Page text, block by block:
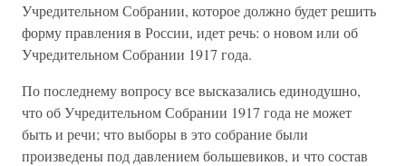
Учредительном Собрании, которое должно будет решить
форму правления в России, идет речь: о новом или об
Учредительном Собрании 1917 года.
По последнему вопросу все высказались единодушно,
что об Учредительном Собрании 1917 года не может
быть и речи; что выборы в это собрание были
произведены под давлением большевиков, и что состав